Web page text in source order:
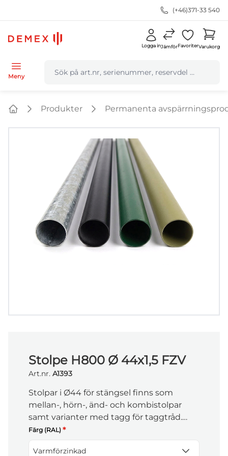
(+46)371-33 540
Logga inJämförFavoriterVarukorg
Meny
Produkter Permanenta
Stolpe H800 Ø 44x1,5 FZV
Art.nr. A1393
Stolpar i Ø44 för stängsel finns som
mellan-, hörn-, änd- och kombistolpar
samt varianter med tagg för taggtråd.
Längden är anpassad för att matcha
stängslets höjd och ge stabil montering i
mark.
Färg (RAL) *
Varmförzinkad